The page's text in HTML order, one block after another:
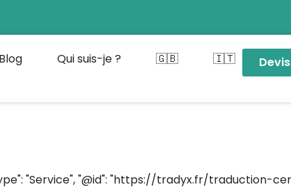
Blog Qui suis-je ? 🇬🇧 🇮🇹
"Service", "@id": "https://tradyx.fr/traduction-